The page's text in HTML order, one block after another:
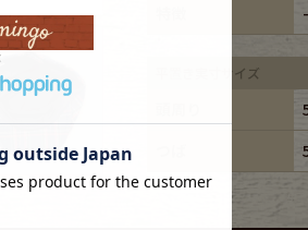
-
平置き実寸サイズ